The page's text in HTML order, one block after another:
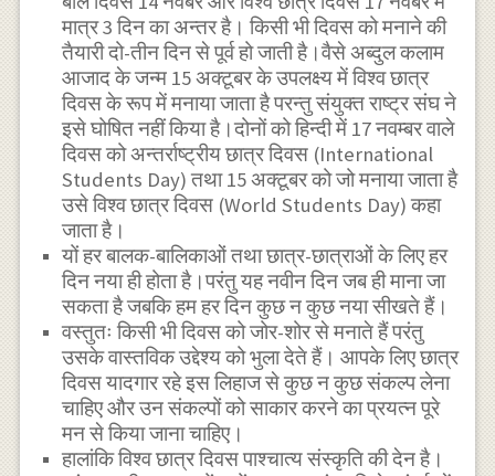
मात्र 3 दिन का अन्तर है। किसी भी दिवस को मनाने की
तैयारी दो-तीन दिन से पूर्व हो जाती है।वैसे अब्दुल कलाम
आजाद के जन्म 15 अक्टूबर के उपलक्ष्य में विश्व छात्र
दिवस के रूप में मनाया जाता है परन्तु संयुक्त राष्ट्र संघ ने
इसे घोषित नहीं किया है।दोनों को हिन्दी में 17 नवम्बर वाले
दिवस को अन्तर्राष्ट्रीय छात्र दिवस (International
Students Day) तथा 15 अक्टूबर को जो मनाया जाता है
उसे विश्व छात्र दिवस (World Students Day) कहा
जाता है।
यों हर बालक-बालिकाओं तथा छात्र-छात्राओं के लिए हर
दिन नया ही होता है।परंतु यह नवीन दिन जब ही माना जा
सकता है जबकि हम हर दिन कुछ न कुछ नया सीखते हैं।
वस्तुतः किसी भी दिवस को जोर-शोर से मनाते हैं परंतु
उसके वास्तविक उद्देश्य को भुला देते हैं। आपके लिए छात्र
दिवस यादगार रहे इस लिहाज से कुछ न कुछ संकल्प लेना
चाहिए और उन संकल्पों को साकार करने का प्रयत्न पूरे
मन से किया जाना चाहिए।
हालांकि विश्व छात्र दिवस पाश्चात्य संस्कृति की देन है।